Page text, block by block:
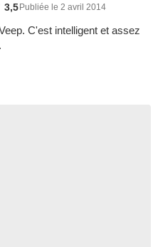
3,5Publiée le 2 avril 2014
C'est intelligent et assez